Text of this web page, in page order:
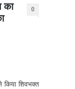
का
0
किया शिवभक्त